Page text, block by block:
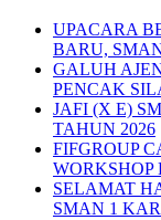
UPACARA
BARU,
GALUH
PENCAK
JAFI (X E)
TAHUN 2026
FIFGROUP
WORKSHOP
SELAMAT
SMAN 1